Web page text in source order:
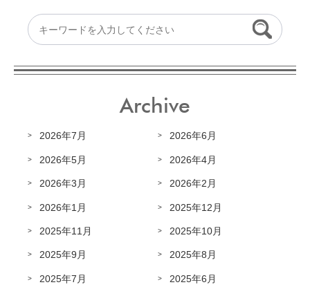
Archive
2026年7月 2026年6月
2026年5月 2026年4月
2026年3月 2026年2月
2026年1月 2025年12月
2025年11月 2025年10月
2025年9月 2025年8月
2025年7月 2025年6月